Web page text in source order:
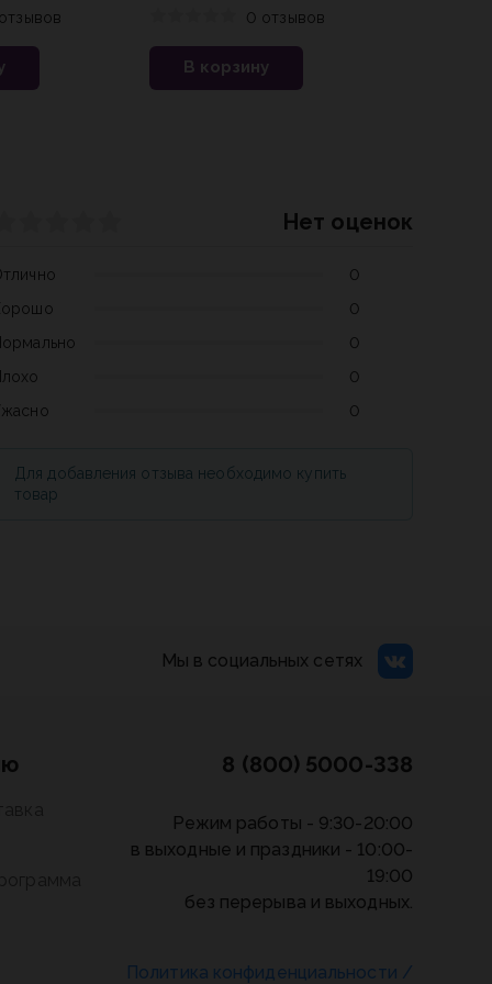
0 отзывов
В корзину
Нет оценок
0
0
0
0
0
Для добавления отзыва необходимо купить
товар
Мы в социальных сетях
8 (800) 5000-338
Режим работы - 9:30-20:00
в выходные и праздники - 10:00-
19:00
без перерыва и выходных.
Политика конфиденциальности /